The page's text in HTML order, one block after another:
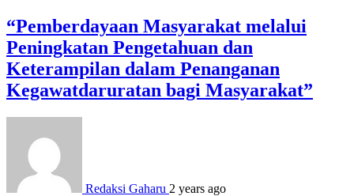
“Pemberdayaan Masyarakat melalui
Peningkatan Pengetahuan dan
Keterampilan dalam Penanganan
Kegawatdaruratan bagi Masyarakat”
Redaksi Gaharu 2 years ago